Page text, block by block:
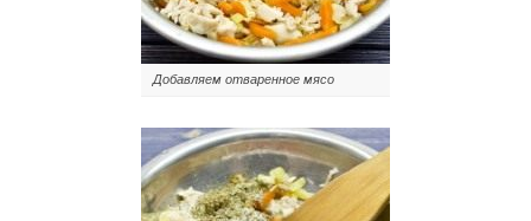
Добавляем отваренное мясо